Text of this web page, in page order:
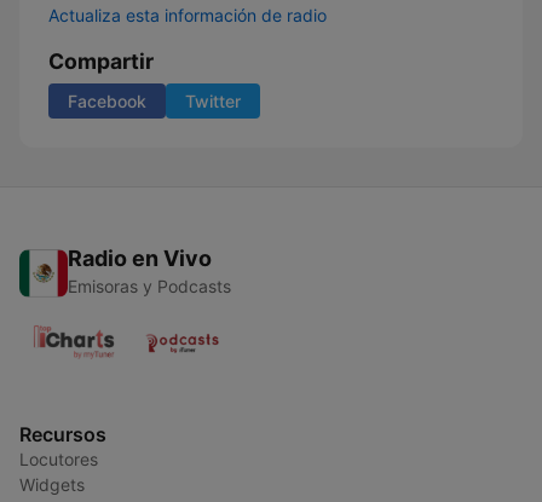
Actualiza esta información de radio
Compartir
Facebook Twitter
Radio en Vivo
Emisoras y Podcasts
Recursos
Locutores
Widgets